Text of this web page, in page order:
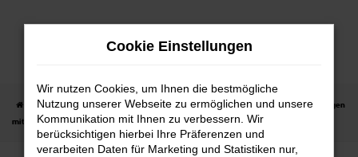
Zum
Startseite Waiblingen Škoda Škoda Superb
Škoda Superb Neuwagen
mit Lieferservice nach Waiblingen
Cookie Einstellungen
Wir nutzen Cookies, um Ihnen die bestmögliche
Nutzung unserer Webseite zu ermöglichen und unsere
Kommunikation mit Ihnen zu verbessern. Wir
berücksichtigen hierbei Ihre Präferenzen und
verarbeiten Daten für Marketing und Statistiken nur,